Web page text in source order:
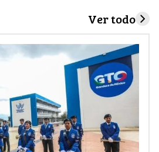
Ver todo